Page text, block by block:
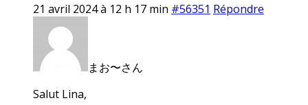
21 avril 2024 à 12 h 17 min #56351 Répondre
まお〜さん
Salut Lina,